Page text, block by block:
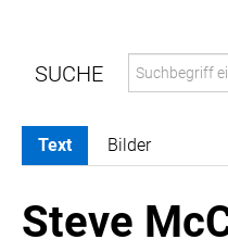
MELDUNGEN
ATOMBODY
Text Bilder
Steve